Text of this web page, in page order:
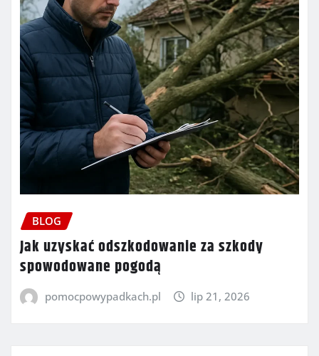
BLOG
Jak uzyskać odszkodowanie za szkody
spowodowane pogodą
pomocpowypadkach.pl lip 21, 2026